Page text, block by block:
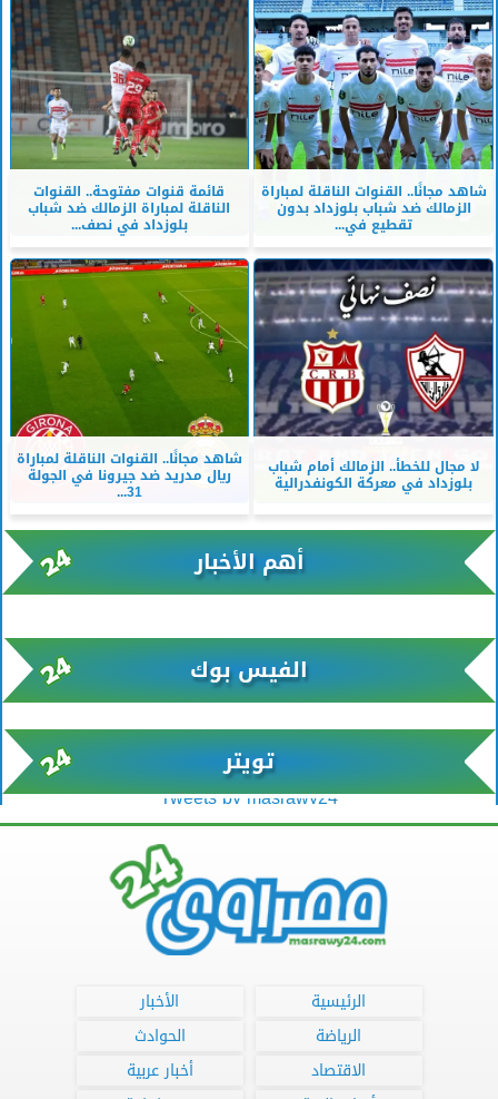
شاهد مجانًا.. القنوات الناقلة لمباراة
الزمالك ضد شباب بلوزداد بدون
تقطيع في...
قائمة قنوات مفتوحة.. القنوات
الناقلة لمباراة الزمالك ضد شباب
بلوزداد في نصف...
لا مجال للخطأ.. الزمالك أمام شباب
بلوزداد في معركة الكونفدرالية
شاهد مجانًا.. القنوات الناقلة لمباراة
ريال مدريد ضد جيرونا في الجولة
31...
أهم الأخبار
الفيس بوك
تويتر
Tweets by masrawy24
الرئيسية
الأخبار
الرياضة
الحوادث
الاقتصاد
أخبار عربية